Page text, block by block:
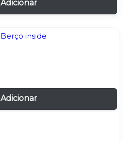
Adicionar
Adicionar